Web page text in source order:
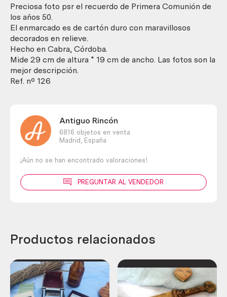
comunión.
50
Preciosa foto psr el recuerdo de Primera Comunión de
los años 50.
El enmarcado es de cartón duro con maravillosos
decorados en relieve.
Hecho en Cabra, Córdoba.
Mide 29 cm de altura * 19 cm de ancho. Las fotos son la
mejor descripción.
Ref. nº 126
Antiguo Rincón
6816 objetos en venta
Madrid,
España
¡Aún no se han encontrado valoraciones!
PREGUNTAR AL VENDEDOR
Productos relacionados